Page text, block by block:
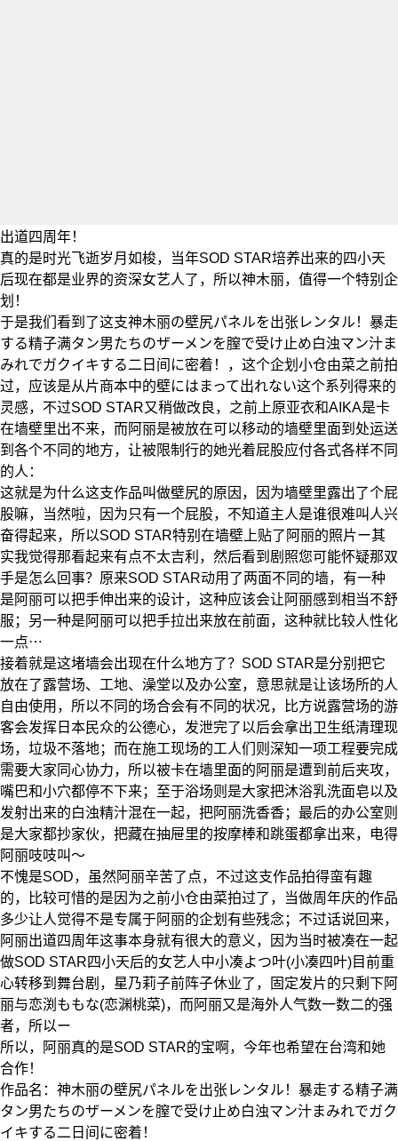
出道四周年！
真的是时光飞逝岁月如梭，当年SOD STAR培养出来的四小天
后现在都是业界的资深女艺人了，所以神木丽，值得一个特别企
划！
于是我们看到了这支神木丽の壁尻パネルを出张レンタル！暴走
する精子满タン男たちのザーメンを膣で受け止め白浊マン汁ま
みれでガクイキする二日间に密着！，这个企划小仓由菜之前拍
过，应该是从片商本中的壁にはまって出れない这个系列得来的
灵感，不过SOD STAR又稍做改良，之前上原亚衣和AIKA是卡
在墙壁里出不来，而阿丽是被放在可以移动的墙壁里面到处运送
到各个不同的地方，让被限制行的她光着屁股应付各式各样不同
的人：
这就是为什么这支作品叫做壁尻的原因，因为墙壁里露出了个屁
股嘛，当然啦，因为只有一个屁股，不知道主人是谁很难叫人兴
奋得起来，所以SOD STAR特别在墙壁上贴了阿丽的照片ー其
实我觉得那看起来有点不太吉利，然后看到剧照您可能怀疑那双
手是怎么回事？原来SOD STAR动用了两面不同的墙，有一种
是阿丽可以把手伸出来的设计，这种应该会让阿丽感到相当不舒
服；另一种是阿丽可以把手拉出来放在前面，这种就比较人性化
一点⋯
接着就是这堵墙会出现在什么地方了？SOD STAR是分别把它
放在了露营场、工地、澡堂以及办公室，意思就是让该场所的人
自由使用，所以不同的场合会有不同的状况，比方说露营场的游
客会发挥日本民众的公德心，发泄完了以后会拿出卫生纸清理现
场，垃圾不落地；而在施工现场的工人们则深知一项工程要完成
需要大家同心协力，所以被卡在墙里面的阿丽是遭到前后夹攻，
嘴巴和小穴都停不下来；至于浴场则是大家把沐浴乳洗面皂以及
发射出来的白浊精汁混在一起，把阿丽洗香香；最后的办公室则
是大家都抄家伙，把藏在抽屉里的按摩棒和跳蛋都拿出来，电得
阿丽吱吱叫〜
不愧是SOD，虽然阿丽辛苦了点，不过这支作品拍得蛮有趣
的，比较可惜的是因为之前小仓由菜拍过了，当做周年庆的作品
多少让人觉得不是专属于阿丽的企划有些残念；不过话说回来，
阿丽出道四周年这事本身就有很大的意义，因为当时被凑在一起
做SOD STAR四小天后的女艺人中小凑よつ叶(小凑四叶)目前重
心转移到舞台剧，星乃莉子前阵子休业了，固定发片的只剩下阿
丽与恋渕ももな(恋渊桃菜)，而阿丽又是海外人气数一数二的强
者，所以ー
所以，阿丽真的是SOD STAR的宝啊，今年也希望在台湾和她
合作！
作品名：神木丽の壁尻パネルを出张レンタル！暴走する精子满
タン男たちのザーメンを膣で受け止め白浊マン汁まみれでガク
イキする二日间に密着！